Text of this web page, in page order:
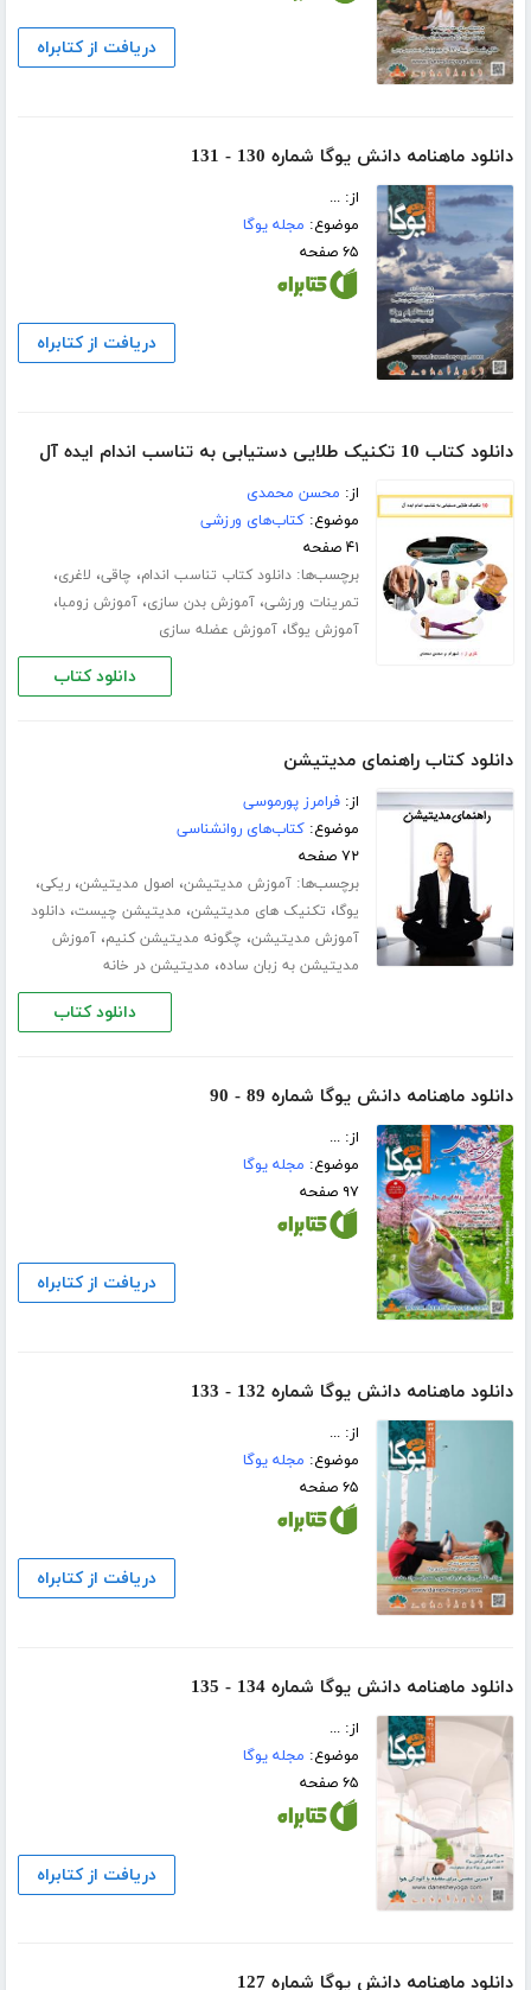
دریافت از کتابراه
دانلود ماهنامه دانش یوگا شماره 130 - 131
از: ...
موضوع: مجله یوگا
۶۵ صفحه
دریافت از کتابراه
دانلود کتاب 10 تکنیک طلایی دستیابی به تناسب اندام ایده آل
از: محسن محمدی
موضوع:کتاب‌های ورزشی
۴۱ صفحه
برچسب‌ها:دانلود کتاب تناسب اندام، چاقی، لاغری،
تمرینات ورزشی،آموزش بدن سازی،آموزش زومبا،
آموزش یوگا،آموزش عضله سازی
دانلود کتاب
دانلود کتاب راهنمای مدیتیشن
از:فرامرز پورموسی
موضوع:کتاب‌های روانشناسی
۷۲ صفحه
برچسب‌ها:آموزش مدیتیشن، اصول مدیتیشن،ریکی،
یوگا، تکنیک های مدیتیشن، مدیتیشن چیست،دانلود
آموزش مدیتیشن، چگونه مدیتیشن کنیم،آموزش
مدیتیشن به زبان ساده، مدیتیشن در خانه
دانلود کتاب
دانلود ماهنامه دانش یوگا شماره 89 - 90
از: ...
موضوع: مجله یوگا
۹۷ صفحه
دریافت از کتابراه
دانلود ماهنامه دانش یوگا شماره 132 - 133
از: ...
موضوع: مجله یوگا
۶۵ صفحه
دریافت از کتابراه
دانلود ماهنامه دانش یوگا شماره 134 - 135
از: ...
موضوع: مجله یوگا
۶۵ صفحه
دریافت از کتابراه
دانلود ماهنامه دانش یوگا شماره 127